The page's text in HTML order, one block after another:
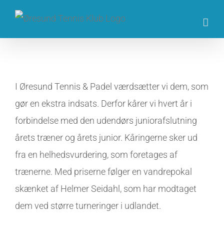
Skip
I Øresund Tennis & Padel værdsætter vi dem, som
gør en ekstra indsats. Derfor kårer vi hvert år i
forbindelse med den udendørs juniorafslutning
årets træner og årets junior. Kåringerne sker ud
fra en helhedsvurdering, som foretages af
trænerne. Med priserne følger en vandrepokal
skænket af Helmer Seidahl, som har modtaget
dem ved større turneringer i udlandet.